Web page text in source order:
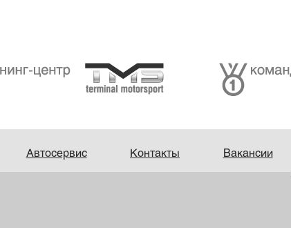
Автосервис Контакты Вакансии